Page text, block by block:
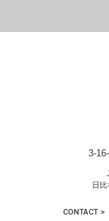
3-
日
CONTACT >